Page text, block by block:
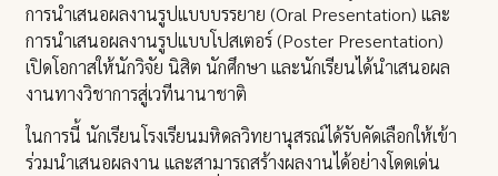
การนำเสนอผลงานรูปแบบบรรยาย (Oral Presentation) และ
การนำเสนอผลงานรูปแบบโปสเตอร์ (Poster Presentation)
เปิดโอกาสให้นักวิจัย นิสิต นักศึกษา และนักเรียนได้นำเสนอผล
งานทางวิชาการสู่เวทีนานาชาติ
ในการนี้ นักเรียนโรงเรียนมหิดลวิทยานุสรณ์ได้รับคัดเลือกให้เข้า
ร่วมนำเสนอผลงาน และสามารถสร้างผลงานได้อย่างโดดเด่น